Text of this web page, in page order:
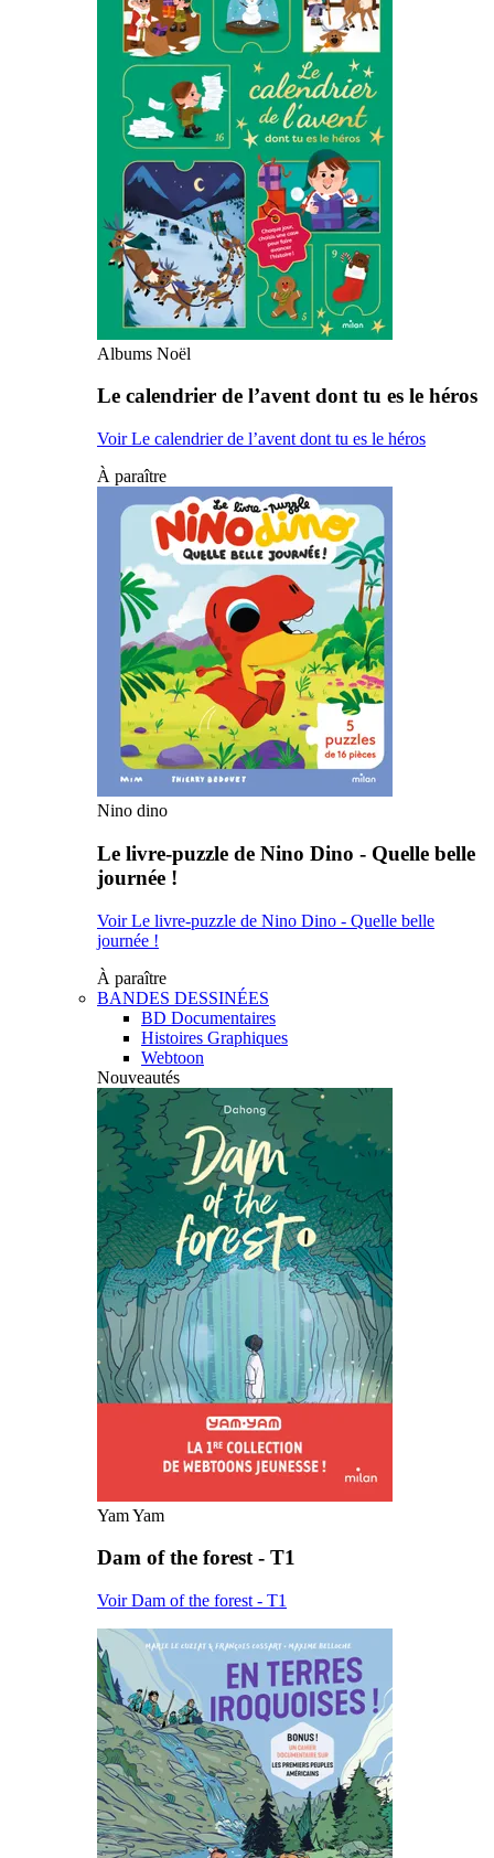
Albums Noël
Le calendrier de l’avent dont tu es le héros
Voir Le calendrier de l’avent dont tu es le héros
À paraître
Nino dino
Le livre-puzzle de Nino Dino - Quelle belle
journée !
Voir Le livre-puzzle de Nino Dino - Quelle belle
journée !
À paraître
BANDES DESSINÉES
BD Documentaires
Histoires Graphiques
Webtoon
Nouveautés
Yam Yam
Dam of the forest - T1
Voir Dam of the forest - T1